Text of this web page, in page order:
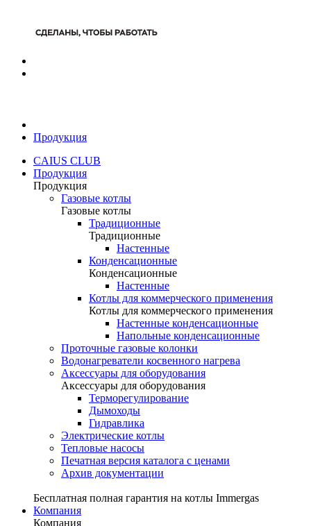
Продукция
CAIUS CLUB
Продукция
Продукция
Газовые котлы
Газовые котлы
Традиционные
Традиционные
Настенные
Конденсационные
Конденсационные
Настенные
Котлы для коммерческого применения
Котлы для коммерческого применения
Настенные конденсационные
Напольные конденсационные
Проточные газовые колонки
Водонагреватели косвенного нагрева
Аксессуары для оборудования
Аксессуары для оборудования
Терморегулирование
Дымоходы
Гидравлика
Электрические котлы
Тепловые насосы
Печатная версия каталога с ценами
Архив документации
Бесплатная полная гарантия на котлы Immergas
Компания
Компания